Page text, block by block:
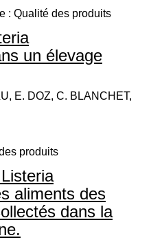
: Qualité des produits
un élevage
E. DOZ, C. BLANCHET,
produits
aliments des
dans la